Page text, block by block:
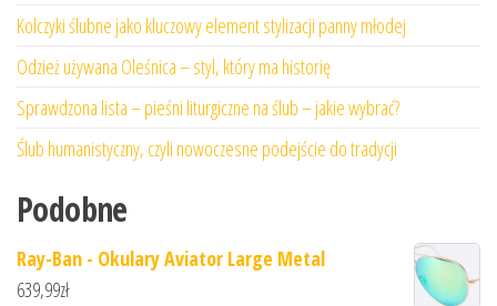
Kolczyki ślubne jako kluczowy element stylizacji panny młodej
Odzież używana Oleśnica – styl, który ma historię
Sprawdzona lista – pieśni liturgiczne na ślub – jakie wybrać?
Ślub humanistyczny, czyli nowoczesne podejście do tradycji
Podobne
Ray-Ban - Okulary Aviator Large Metal
639,99zł